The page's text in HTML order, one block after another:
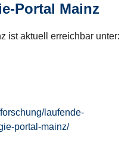
Portal Mainz
ist aktuell erreichbar unter:
laufende-
portal-mainz/